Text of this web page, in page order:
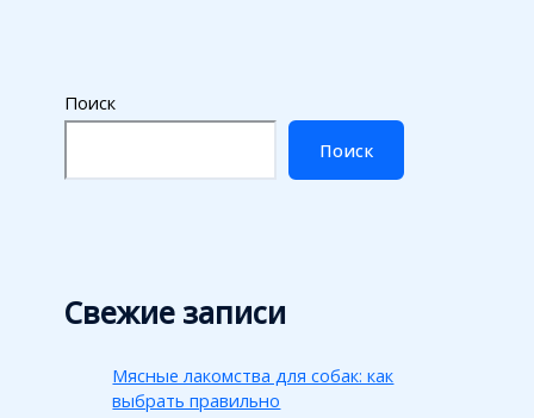
Поиск
Поиск
Свежие записи
Мясные лакомства для собак: как
выбрать правильно